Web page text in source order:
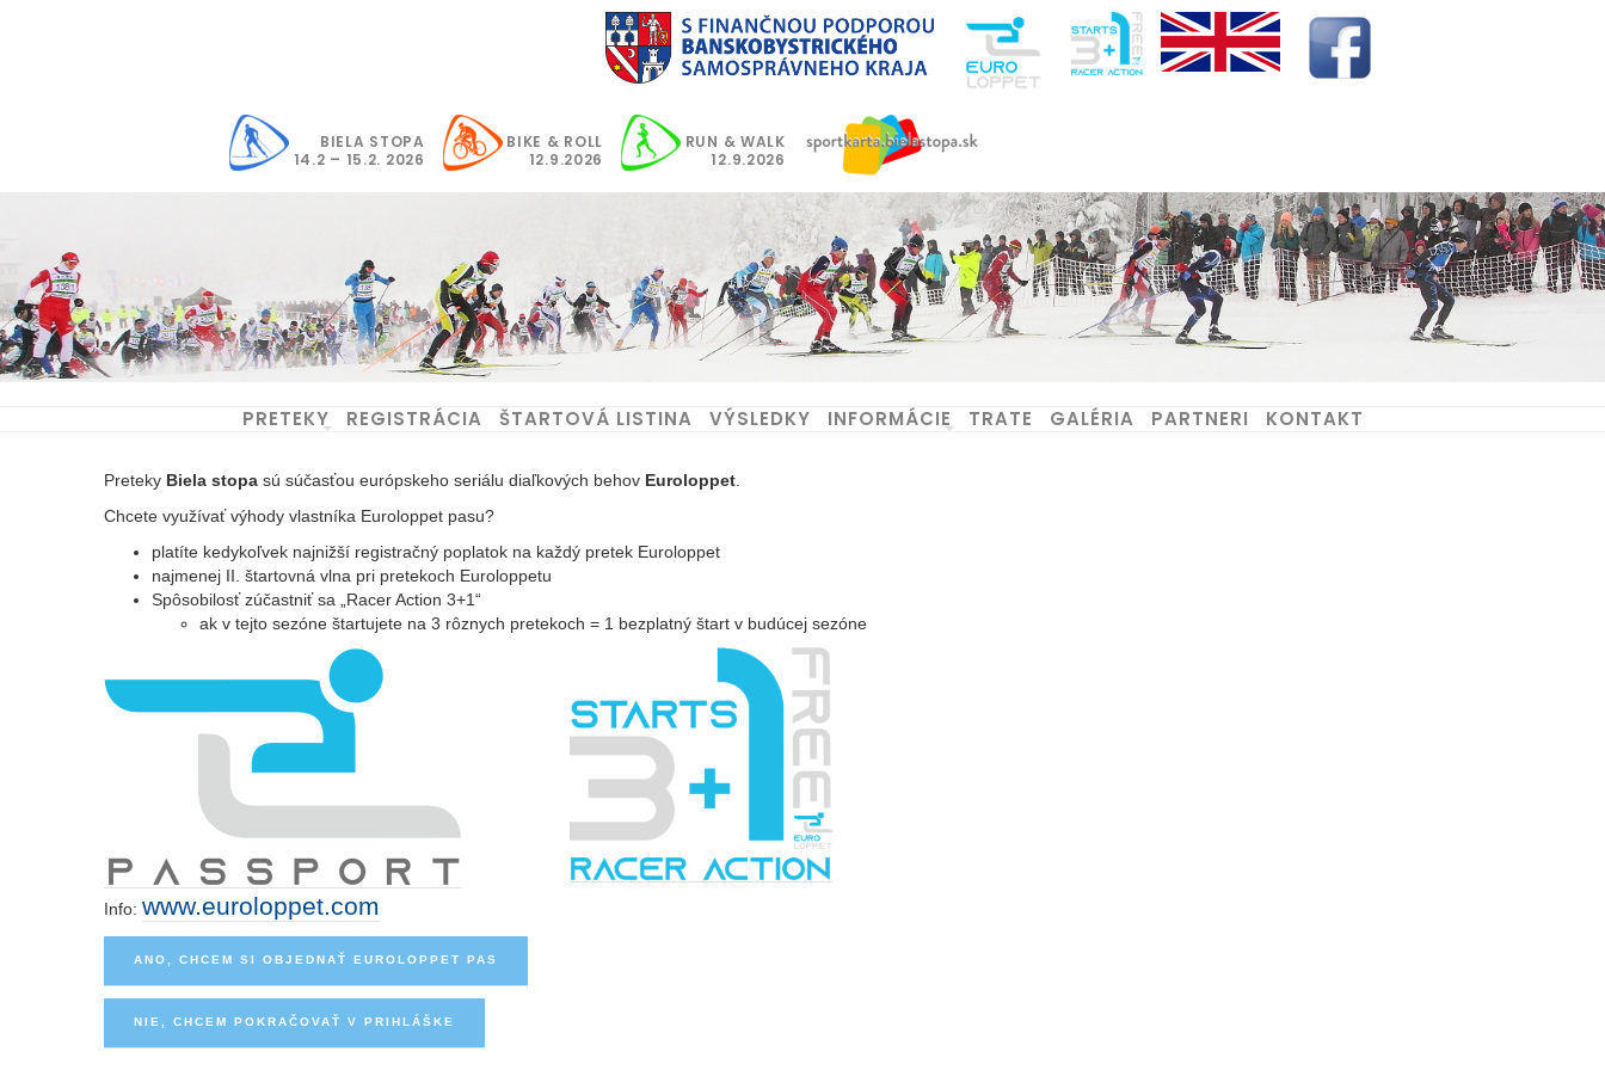
BIELA STOPA
14.2 – 15.2. 2026
BIKE & ROLL
12.9.2026
RUN & WALK
12.9.2026
PRETEKY REGISTRÁCIA ŠTARTOVÁ LISTINA VÝSLEDKY INFORMÁCIE TRATE GALÉRIA PARTNERI KONTAKT
Preteky Biela stopa sú súčasťou európskeho seriálu diaľkových behov Euroloppet
Chcete využívať výhody vlastníka Euroloppet pasu?
platíte kedykoľvek najnižší registračný poplatok na každý pretek Euroloppet
najmenej II. štartovná vlna pri pretekoch Euroloppetu
Spôsobilosť zúčastniť sa „Racer Action 3+1“
ak v tejto sezóne štartujete na 3 rôznych pretekoch = 1 bezplatný štart v budúcej sezóne
Info: www.euroloppet.com
ANO, CHCEM SI OBJEDNAŤ EUROLOPPET PAS
NIE, CHCEM POKRAČOVAŤ V PRIHLÁŠKE